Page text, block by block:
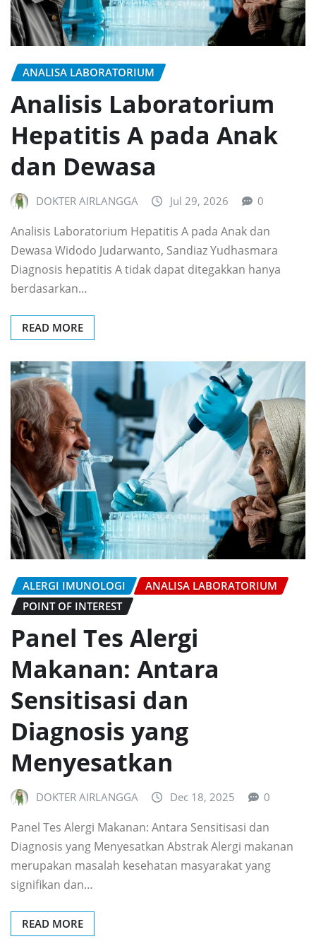
ANALISA LABORATORIUM
Analisis Laboratorium
Hepatitis A pada Anak
dan Dewasa
DOKTER AIRLANGGA Jul 29, 2026 0
Analisis Laboratorium Hepatitis A pada Anak dan
Dewasa Widodo Judarwanto, Sandiaz Yudhasmara
Diagnosis hepatitis A tidak dapat ditegakkan hanya
berdasarkan…
READ MORE
ALERGI IMUNOLOGI
ANALISA LABORATORIUM
POINT OF INTEREST
Panel Tes Alergi
Makanan: Antara
Sensitisasi dan
Diagnosis yang
Menyesatkan
DOKTER AIRLANGGA Dec 18, 2025 0
Panel Tes Alergi Makanan: Antara Sensitisasi dan
Diagnosis yang Menyesatkan Abstrak Alergi makanan
merupakan masalah kesehatan masyarakat yang
signifikan dan…
READ MORE